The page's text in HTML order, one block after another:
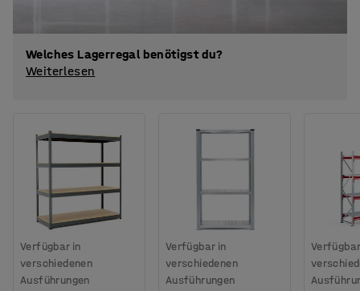
Welches Lagerregal benötigst du?
Weiterlesen
Verfügbar in
verschiedenen
Ausführungen
Verfügbar in
verschiedenen
Ausführungen